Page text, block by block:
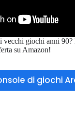
vecchi giochi anni 90?
su Amazon!
di giochi